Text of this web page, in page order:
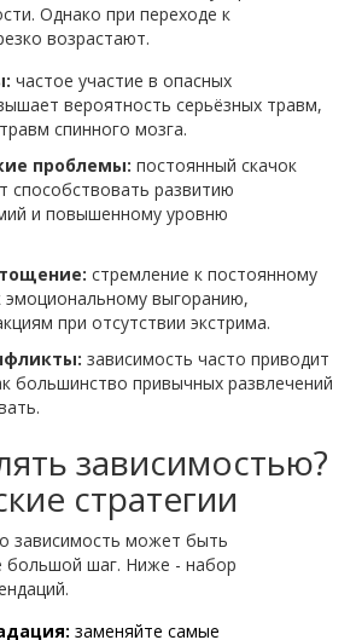
Однако при переходе к
возрастают.
частое участие в опасных
вероятность серьёзных травм,
спинного мозга.
проблемы: постоянный скачок
способствовать развитию
и повышенному уровню
стремление к постоянному
эмоциональному выгоранию,
при отсутствии экстрима.
зависимость часто приводит
большинство привычных развлечений
зависимостью?
стратегии
зависимость может быть
большой шаг. Ниже - набор
заменяйте самые